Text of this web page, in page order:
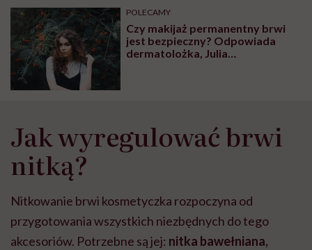
może chyba tylko
głupota i brak
wyobraźni"
pracy
POLECAMY
Czy makijaż permanentny brwi
jest bezpieczny? Odpowiada
dermatolożka, Julia
Jak wyregulować brwi
nitką?
Nitkowanie brwi kosmetyczka rozpoczyna od
przygotowania wszystkich niezbędnych do tego
akcesoriów. Potrzebne są jej: nitka bawełniana,